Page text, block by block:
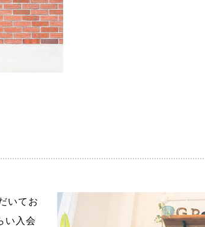
いてお
い入会